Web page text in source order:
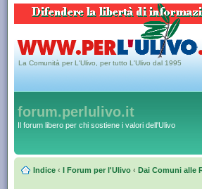
La Comunità per L'Ulivo, per tutto L'Ulivo dal 1995
forum.perlulivo.it
Il forum libero per chi sostiene i valori dell'Ulivo
Indice ‹ I Forum per l'Ulivo ‹ Dai Comuni alle